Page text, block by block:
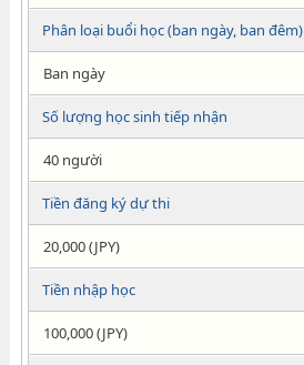
Phân loại buổi học (ban ngày, ban đêm)
Ban ngày
Số lượng học sinh tiếp nhận
40 người
Tiền đăng ký dự thi
20,000 (JPY)
Tiền nhập học
100,000 (JPY)